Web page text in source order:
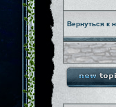
Вернуться к